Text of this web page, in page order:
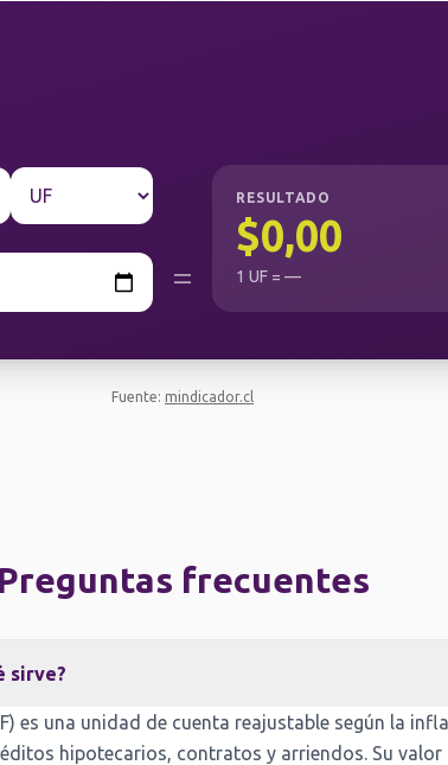
=
RESULTADO
$0,00
1 UF = —
Fuente: mindicador.cl
Preguntas frecuentes
sirve?
es una unidad de cuenta reajustable según la
hipotecarios, contratos y arriendos. Su valor